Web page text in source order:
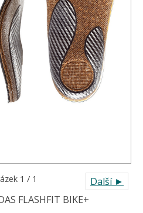
Další ►
1 / 1
FLASHFIT BIKE+